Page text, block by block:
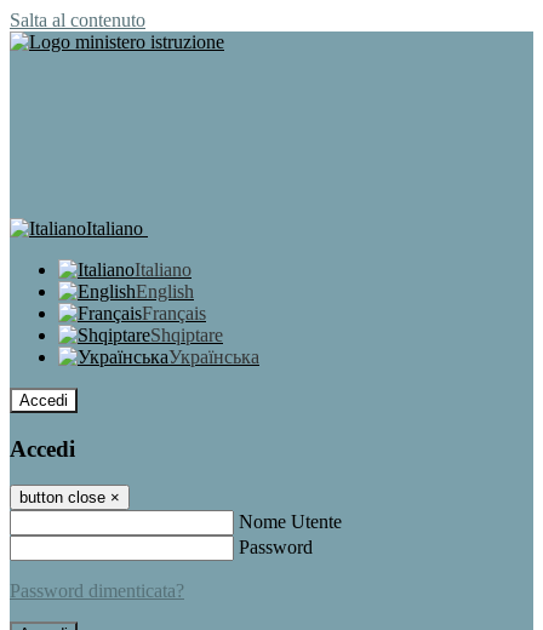
Salta al contenuto
Italiano
Italiano
English
Français
Shqiptare
Українська
Accedi
Accedi
button close ×
Nome Utente
Password
Password dimenticata?